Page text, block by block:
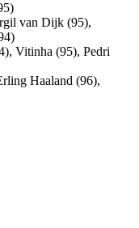
van Dijk (95),
Vitinha (95), Pedri
Haaland (96),